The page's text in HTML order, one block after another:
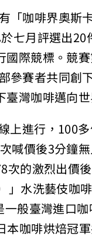
咖啡界奧
七月評選出
際競標。競
參賽者共同
灣咖啡邁向
上進行，100
喊價後3分鐘
的激烈出價
水洗藝伎咖
般臺灣進口
咖啡烘焙冠